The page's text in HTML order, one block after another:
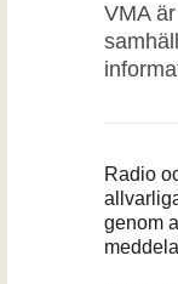
VMA
Radio
genom